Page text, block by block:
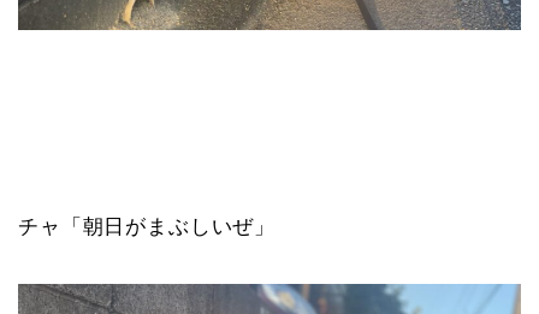
チャ「朝日がまぶしいぜ」